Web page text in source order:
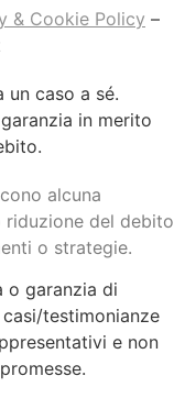
& Cookie Policy –
un caso a sé.
in merito
alcuna
riduzione del debito
o strategie.
o garanzia di
testimonianze
e non